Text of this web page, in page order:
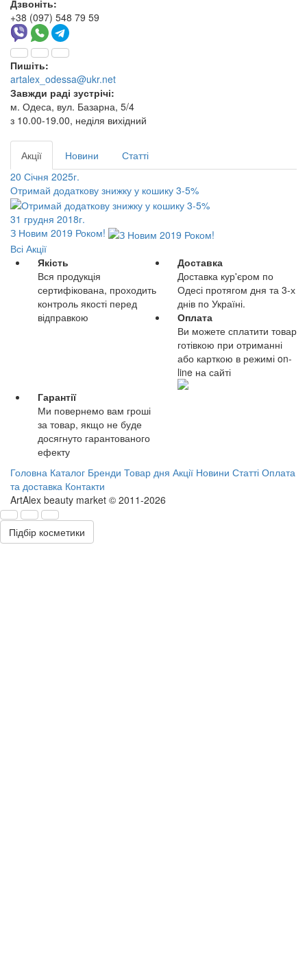
Дзвоніть:
+38 (097) 548 79 59
Пишіть:
artalex_odessa@ukr.net
Завжди раді зустрічі:
м. Одеса, вул. Базарна, 5/4
з 10.00-19.00, неділя вихідний
Акції Новини
Статті
20 Січня 2025г.
Отримай додаткову знижку у кошику 3-5%
31 грудня 2018г.
З Новим 2019 Роком!
Всі Акції
Якість
Вся продукція
сертифікована, проходить
контроль якості перед
відправкою
Доставка
Доставка кур'єром по
Одесі протягом дня та 3-х
днів по Україні.
Оплата
Ви можете сплатити товар
готівкою при отриманні
або карткою в режимі on-
line на сайті
Гарантії
Ми повернемо вам гроші
за товар, якщо не буде
досягнуто гарантованого
ефекту
Головна Каталог Бренди Товар дня Акції Новини Статті Оплата
та доставка Контакти
ArtAlex beauty market © 2011-2026
Підбір косметики